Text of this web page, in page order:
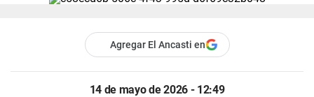
Agregar El Ancasti en
14 de mayo de 2026 - 12:49